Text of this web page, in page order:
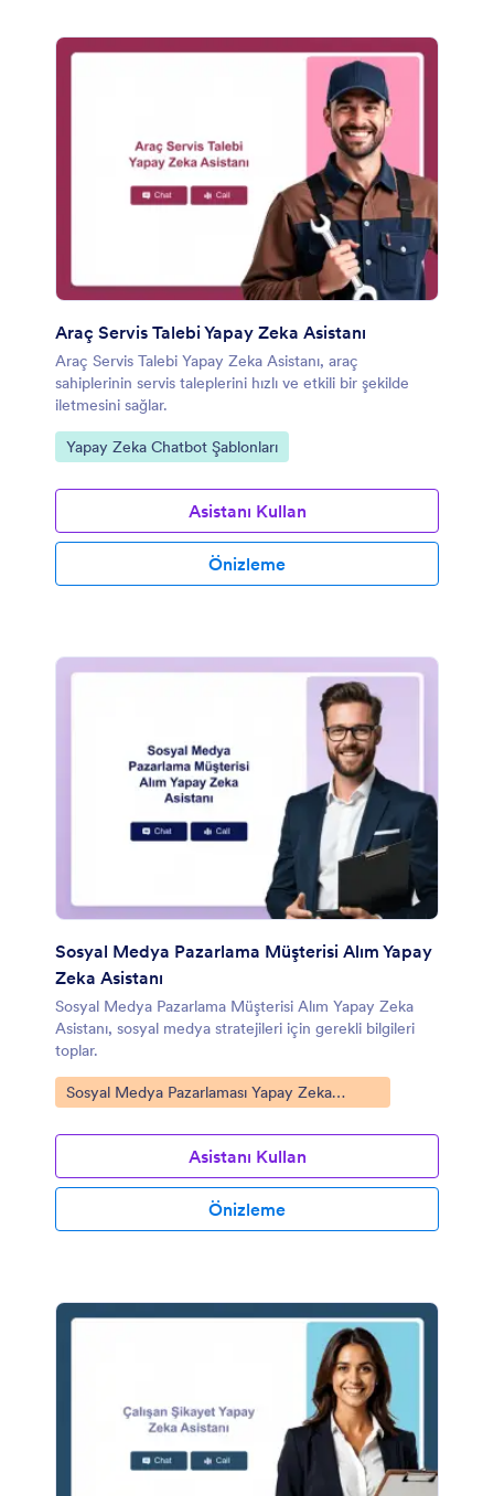
Araç Servis Talebi Yapay Zeka Asistanı
Araç Servis Talebi Yapay Zeka Asistanı, araç
sahiplerinin servis taleplerini hızlı ve etkili bir şekilde
iletmesini sağlar.
Kategoriye git:
Yapay Zeka Chatbot Şablonları
Asistanı Kullan
Önizleme
Sosyal Medya Pazarlama Müşterisi Alım Yapay
Zeka Asistanı
Sosyal Medya Pazarlama Müşterisi Alım Yapay Zeka
Asistanı, sosyal medya stratejileri için gerekli bilgileri
toplar.
Kategoriye git:
Sosyal Medya Pazarlaması Yapay Zeka
Asistanı Kullan
Önizleme